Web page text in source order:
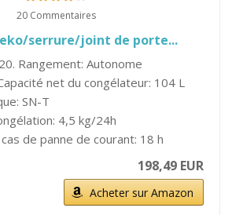
20 Commentaires
serrure/joint de porte...
Rangement: Autonome
net du congélateur: 104 L
SN-T
4,5 kg/24h
de panne de courant: 18 h
198,49 EUR
Acheter sur Amazon